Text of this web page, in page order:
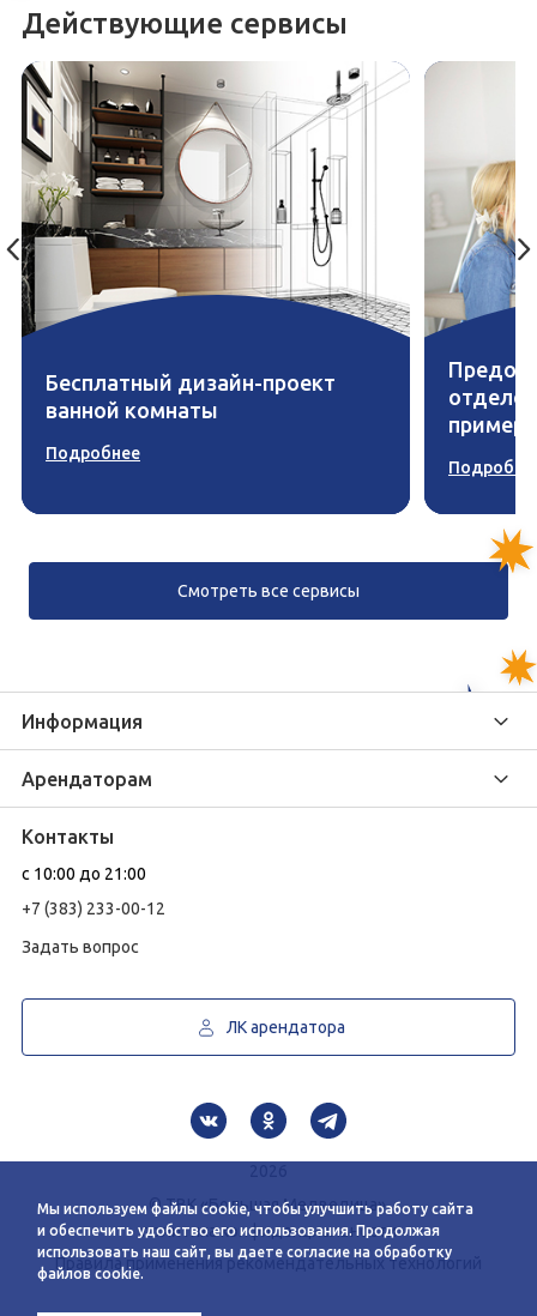
Действующие сервисы
Бесплатный дизайн-проект
ванной комнаты
Подробнее
Смотреть все сервисы
Информация
Сервисы
Схема этажей
Как добраться
Арендаторам
Контакты
c 10:00 до 21:00
+7 (383) 233-00-12
Задать вопрос
ЛК арендатора
© ТВК «Большая Медведица»
политика конфиденциальности
Правила применения рекомендательных технологий
Мы используем файлы cookie, чтобы улучшить работу сайта
и обеспечить удобство его использования. Продолжая
использовать наш сайт, вы даете согласие на обработку
файлов cookie.